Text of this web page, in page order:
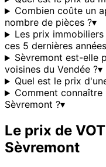
Combien coûte un
nombre de pièces ?▾
Les prix
ces 5 dernières
Sèvremont est-elle
voisines du Vendée ?▾
Quel est le prix
Comment
Sèvremont ?▾
Le prix de
Sèvremont